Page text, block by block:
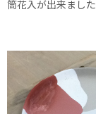
筒花入が出来ました